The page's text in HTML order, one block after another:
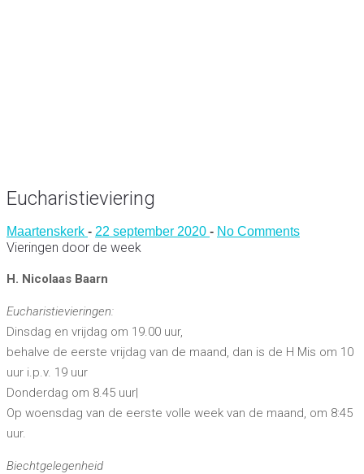
Eucharistieviering
Maartenskerk - 22 september 2020 - No Comments
Vieringen door de week
H. Nicolaas Baarn
Eucharistievieringen:
Dinsdag en vrijdag om 19.00 uur,
behalve de eerste vrijdag van de maand, dan is de H Mis om 10
uur i.p.v. 19 uur
Donderdag om 8.45 uur|
Op woensdag van de eerste volle week van de maand, om 8:45
uur.
Biechtgelegenheid